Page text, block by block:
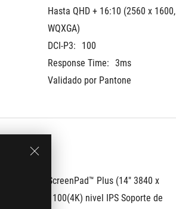
Hasta QHD + 16:10 (2560 x 1600,
WQXGA)
DCI-P3:
100
Response Time: 3ms
Validado por Pantone
ScreenPad™ Plus (14" 3840 x
1100(4K) nivel IPS Soporte de